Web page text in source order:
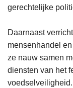
gerechtelijke
Daarnaast
mensenhandel
ze nauw samen
diensten van het
voedselveiligheid.